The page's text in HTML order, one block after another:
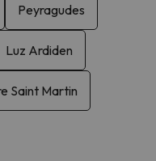
Peyragudes
Luz Ardiden
Saint Martin